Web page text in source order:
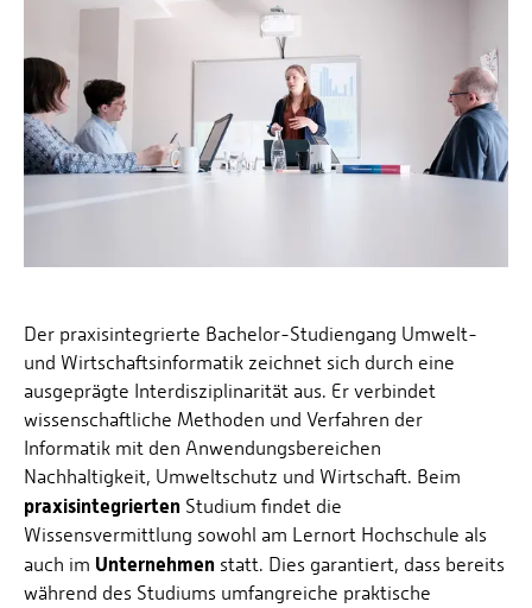
Energieeffizienzrecht und Klimaschutzrecht (IREK)
Fuel Cell Centre Rheinland-Pfalz
Nationalparkforschung
P2Broker
Perival
Robotix-Academy
S.U.N.-Projekt
Örtlicher Personalrat
Personensuche
Der praxisintegrierte Bachelor-Studiengang Umwelt-
und Wirtschaftsinformatik zeichnet sich durch eine
ausgeprägte Interdisziplinarität aus. Er verbindet
wissenschaftliche Methoden und Verfahren der
Informatik mit den Anwendungsbereichen
Nachhaltigkeit, Umweltschutz und Wirtschaft. Beim
praxisintegrierten Studium findet die
Wissensvermittlung sowohl am Lernort Hochschule als
auch im Unternehmen statt. Dies garantiert, dass bereits
während des Studiums umfangreiche praktische